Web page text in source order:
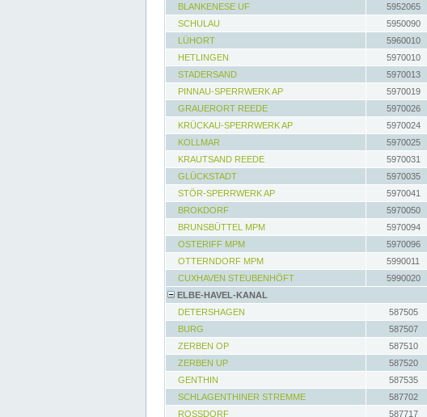
BLANKENESE UF
5952065
SCHULAU
5950090
LÜHORT
5960010
HETLINGEN
5970010
STADERSAND
5970013
PINNAU-SPERRWERK AP
5970019
GRAUERORT REEDE
5970026
KRÜCKAU-SPERRWERK AP
5970024
KOLLMAR
5970025
KRAUTSAND REEDE
5970031
GLÜCKSTADT
5970035
STÖR-SPERRWERK AP
5970041
BROKDORF
5970050
BRUNSBÜTTEL MPM
5970094
OSTERIFF MPM
5970096
OTTERNDORF MPM
5990011
CUXHAVEN STEUBENHÖFT
5990020
ELBE-HAVEL-KANAL
DETERSHAGEN
587505
BURG
587507
ZERBEN OP
587510
ZERBEN UP
587520
GENTHIN
587535
SCHLAGENTHINER STREMME
587702
ROSSDORF
587717